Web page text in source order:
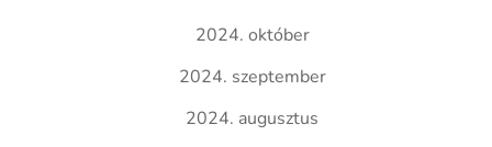
2024. október
2024. szeptember
2024. augusztus